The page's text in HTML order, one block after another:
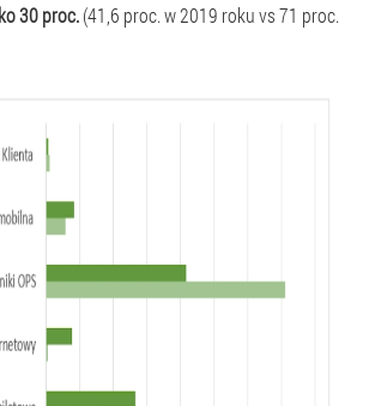
30 proc.(41,6 proc. w 2019 roku vs 71 proc.